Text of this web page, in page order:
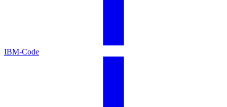
IBM-Code